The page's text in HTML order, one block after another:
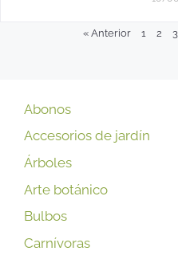
« Anterior 1 2 3
Abonos
Accesorios de jardín
Árboles
Arte botánico
Bulbos
Carnívoras